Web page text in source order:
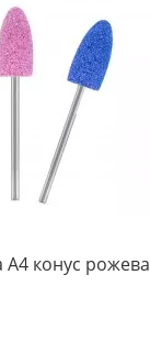
А4 конус рожева